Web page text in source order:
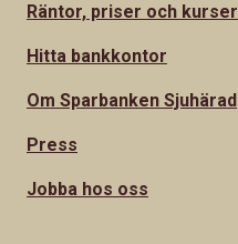
Räntor, priser och kurser
Hitta bankkontor
Om Sparbanken Sjuhärad
Press
Jobba hos oss